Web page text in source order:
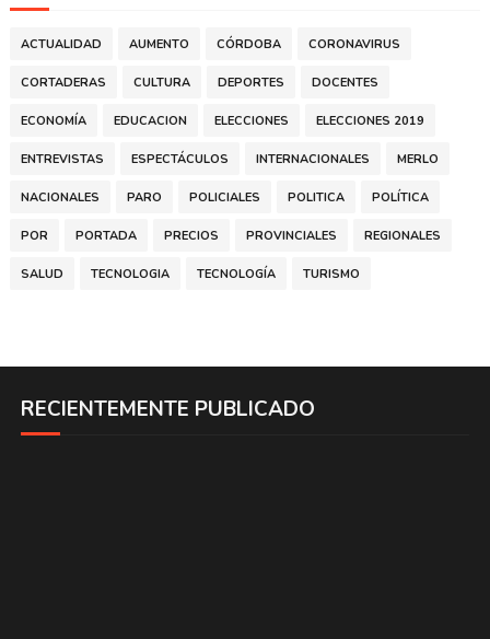
ACTUALIDAD AUMENTO CÓRDOBA CORONAVIRUS
CORTADERAS CULTURA DEPORTES DOCENTES
ECONOMÍA EDUCACION ELECCIONES ELECCIONES 2019
ENTREVISTAS ESPECTÁCULOS INTERNACIONALES MERLO
NACIONALES PARO POLICIALES POLITICA POLÍTICA
POR PORTADA PRECIOS PROVINCIALES REGIONALES
SALUD TECNOLOGIA TECNOLOGÍA TURISMO
RECIENTEMENTE PUBLICADO